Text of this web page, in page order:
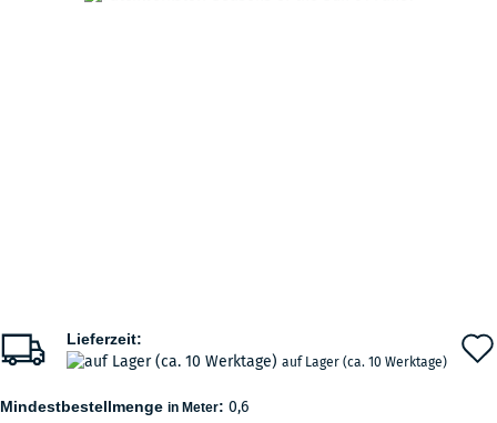
Lieferzeit:
auf Lager (ca. 10 Werktage)
Mindestbestellmenge in Meter: 0,6